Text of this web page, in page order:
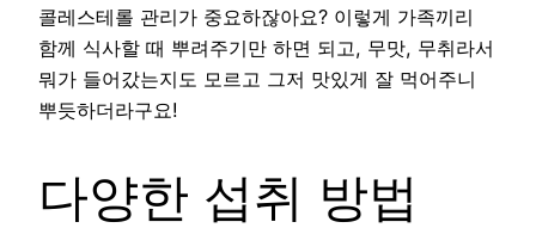
콜레스테롤 관리가 중요하잖아요? 이렇게 가족끼리
함께 식사할 때 뿌려주기만 하면 되고, 무맛, 무취라서
뭐가 들어갔는지도 모르고 그저 맛있게 잘 먹어주니
뿌듯하더라구요!
다양한 섭취 방법